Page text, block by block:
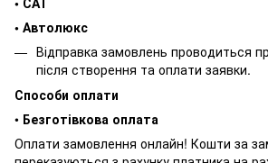
• Автолюкс
Відправка замовлень проводиться
після створення та оплати заявки.
Способи оплати
• Безготівкова оплата
Оплати замовлення онлайн! Кошти за